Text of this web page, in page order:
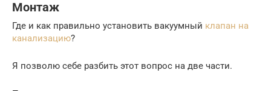
Монтаж
Где и как правильно установить вакуумный клапан на
канализацию?
Я позволю себе разбить этот вопрос на две части.